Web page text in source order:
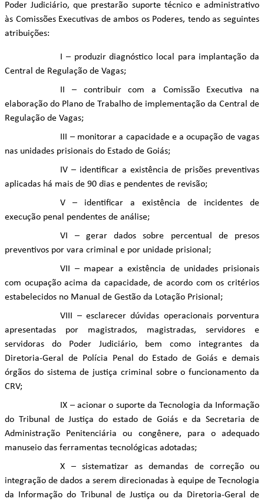
Poder Judiciário, que prestarão suporte técnico e administrativo
às Comissões Executivas de ambos os Poderes, tendo as seguintes
atribuições:
I – produzir diagnóstico local para implantação da
Central de Regulação de Vagas;
II – contribuir com a Comissão Executiva na
elaboração do Plano de Trabalho de implementação da Central de
Regulação de Vagas;
III – monitorar a capacidade e a ocupação de vagas
nas unidades prisionais do Estado de Goiás;
IV – identificar a existência de prisões preventivas
aplicadas há mais de 90 dias e pendentes de revisão;
V – identificar a existência de incidentes de
execução penal pendentes de análise;
VI – gerar dados sobre percentual de presos
preventivos por vara criminal e por unidade prisional;
VII – mapear a existência de unidades prisionais
com ocupação acima da capacidade, de acordo com os critérios
estabelecidos no Manual de Gestão da Lotação Prisional;
VIII – esclarecer dúvidas operacionais porventura
apresentadas por magistrados, magistradas, servidores e
servidoras do Poder Judiciário, bem como integrantes da
Diretoria-Geral de Polícia Penal do Estado de Goiás e demais
órgãos do sistema de justiça criminal sobre o funcionamento da
CRV;
IX – acionar o suporte da Tecnologia da Informação
do Tribunal de Justiça do estado de Goiás e da Secretaria de
Administração Penitenciária ou congênere, para o adequado
manuseio das ferramentas tecnológicas adotadas;
X – sistematizar as demandas de correção ou
integração de dados a serem direcionadas à equipe de Tecnologia
da Informação do Tribunal de Justiça ou da Diretoria-Geral de